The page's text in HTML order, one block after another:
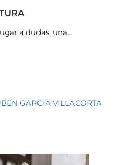
a dudas, una...
GARCIA VILLACORTA